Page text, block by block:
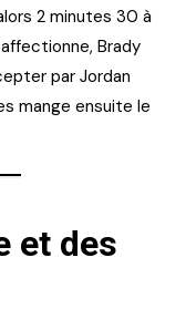
2 minutes 30 à
Brady
par Jordan
mange ensuite le
et des